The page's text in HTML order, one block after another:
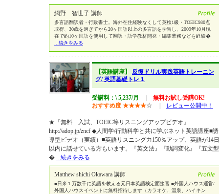
網野 智世子 講師
多言語翻訳者・行政書士。海外在住経験なくして英検1級・TOEIC980点
取得、30歳を過ぎてから20ヶ国語以上の多言語を学習し、2009年10月現
在で約10ヶ国語を使用して翻訳・語学教材開発・編集業務などを経験�
...続きをみる
【英語講座】 反復ドリル実践英語トレーニン
グ/ 英語基礎トレ１
受講料：\ 5,237/月
無料お試し受講OK!
おすすめ度 ★★★★☆ レビュー公開中！
★『無料 入試、TOEIC等リスニングアップビデオ』
http://adop.jp/zncf ◆人間学/行動科学と共に学ぶネット英語講座■誘
導型ビデオ（実績）■英語リスニング力150％アップ、英語が14日
以内に話せている方もいます。『英文法』『動詞変化』『五文型
� ...続きをみる
Matthew shichi Okawara 講師
■日米１万数千に英語を教える元日本英語検定面接官 ■外国人ハウス運営/
外国人ハウスイベントに無料招待します（カラオケ、温泉、ハイキン